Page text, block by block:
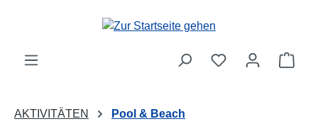
Zum Hauptinhalt springen
AKTIVITÄTEN Pool & Beach